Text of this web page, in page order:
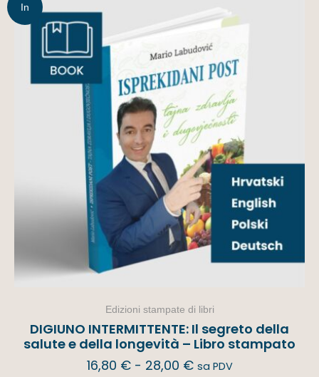
In
Edizioni stampate di libri
DIGIUNO INTERMITTENTE: Il segreto della
salute e della longevità – Libro stampato
16,80 € - 28,00 € sa PDV